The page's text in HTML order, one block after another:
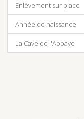
Enlèvement sur place
Année de naissance
La Cave de l'Abbaye